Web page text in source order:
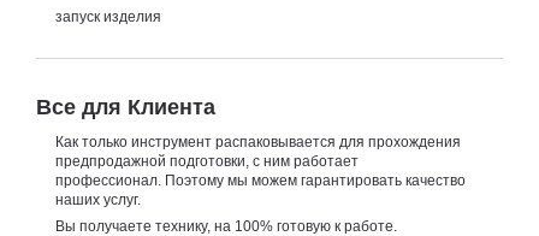
запуск изделия
Все для Клиента
Как только инструмент распаковывается для прохождения
предпродажной подготовки, с ним работает
профессионал. Поэтому мы можем гарантировать качество
наших услуг.
Вы получаете технику, на 100% готовую к работе.